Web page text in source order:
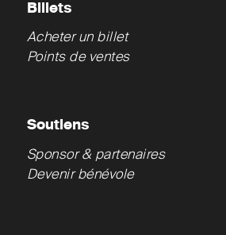
Billets
Acheter un billet
Points de ventes
Soutiens
Sponsor & partenaires
Devenir bénévole